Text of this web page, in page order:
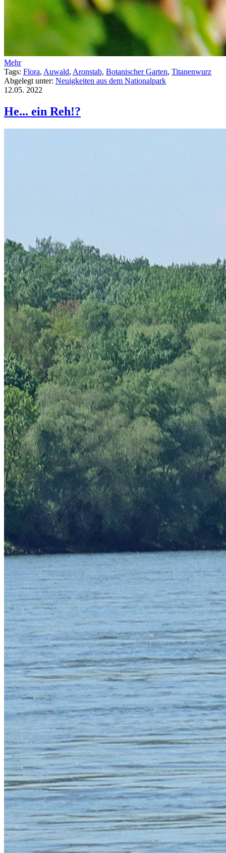
Mehr
Tags: Flora, Auwald, Aronstab, Botanischer Garten, Titanenwurz
Abgelegt unter: Neuigkeiten aus dem Nationalpark
12.05. 2022
He... ein Reh!?